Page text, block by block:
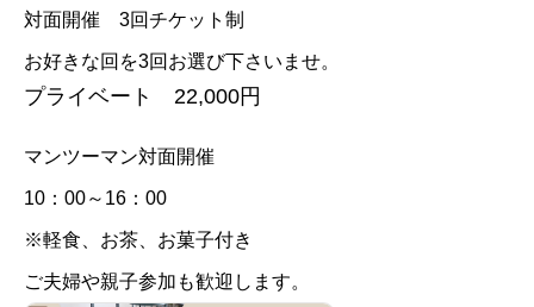
対面開催 3回チケット制
お好きな回を3回お選び下さいませ。
プライベート 22,000円
マンツーマン対面開催
10：00～16：00
※軽食、お茶、お菓子付き
ご夫婦や親子参加も歓迎します。